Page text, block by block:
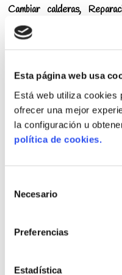
Esta página web usa
Está web utiliza cookies
ofrecer una mejor
la configuración u
política de cookies.
Necesario
Preferencias
Estadística
Cambiar calderas,
calderas.
Tuberias, Certificados de
Reductor de Presion de
Instalar regulador de
reductora de presión de
Don Aviso Ascao, tiene los